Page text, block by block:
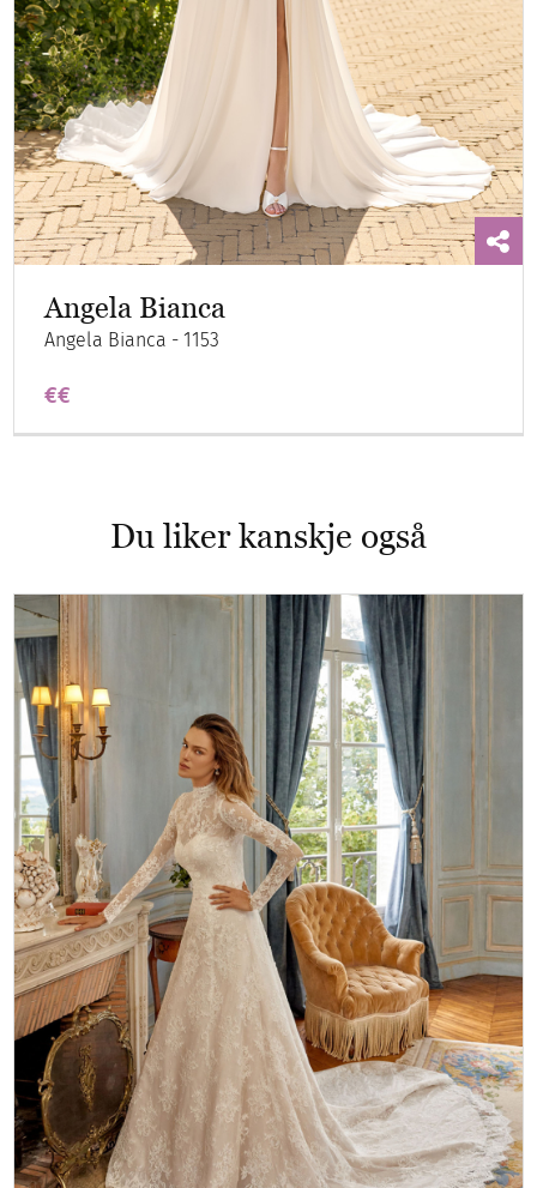
Angela Bianca
Angela Bianca - 1153
€€
Du liker kanskje også